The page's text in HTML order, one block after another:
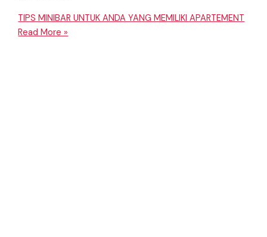
TIPS MINIBAR UNTUK ANDA YANG MEMILIKI APARTEMENT
Read More »